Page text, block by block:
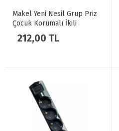
Makel Yeni Nesil Grup Priz
Çocuk Korumalı İkili
Anahtarlı Klemensli
212,00 TL